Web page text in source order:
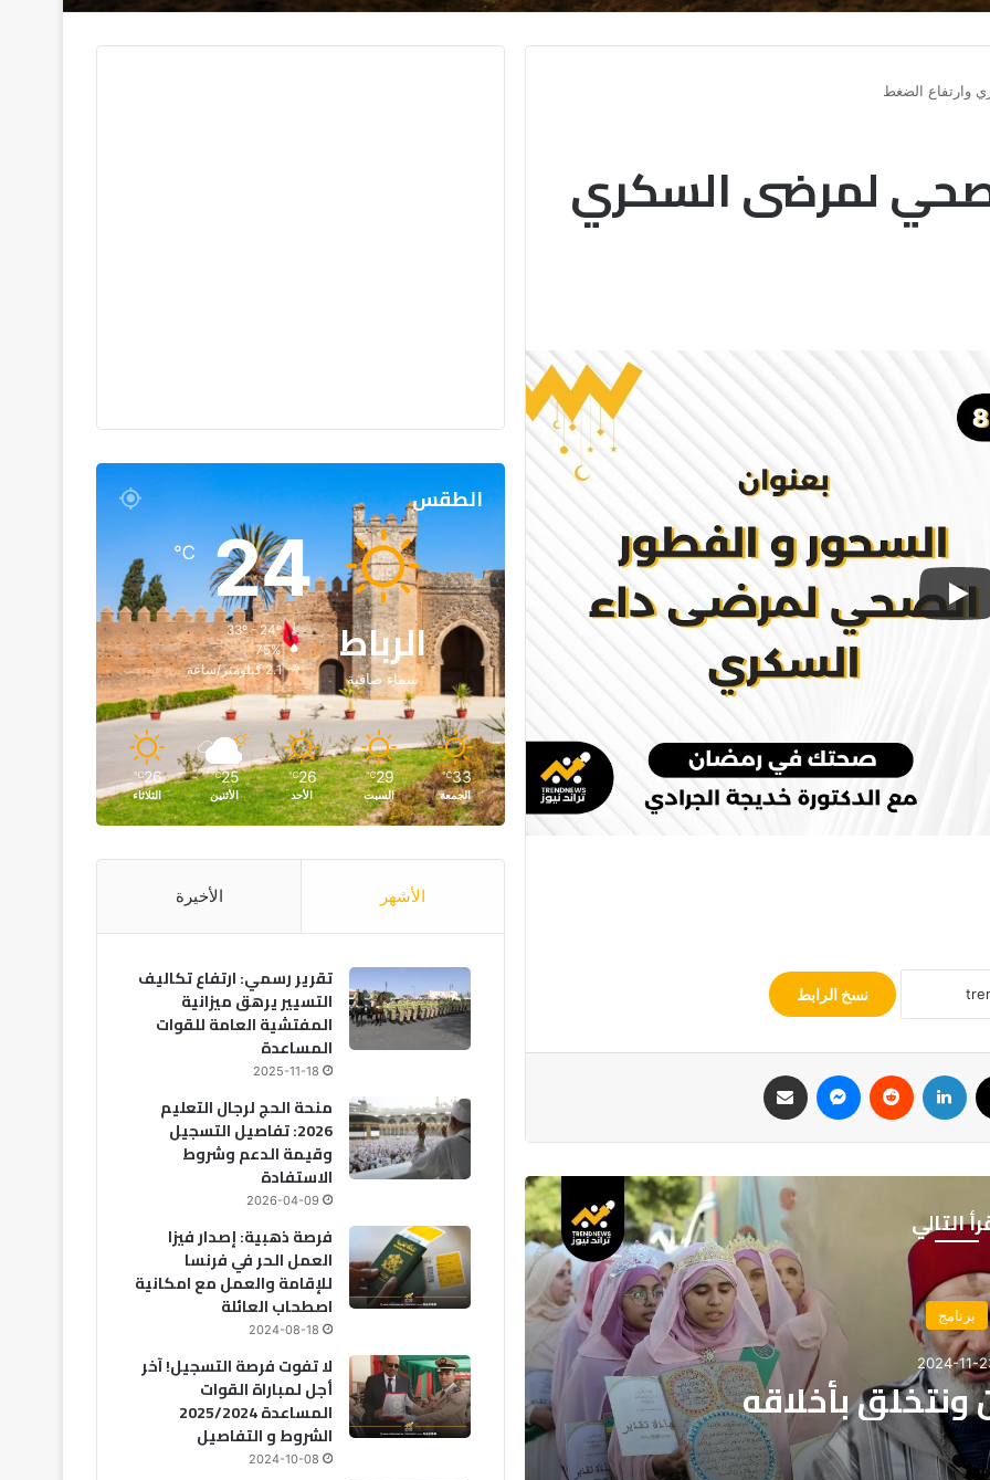
وارتفاع الضغط
لمرضى السكري
نسخ الرابط
لينكدإن ماسنجر
التالي
برنامج
2024-10-03
“الشمائل النبوية: نبراسٌ يهدي البشرية”
الطقس
الرباط
سماء صافية
24
℃
33º - 24º
75%
2.1 كيلومتر/ساعة
33
℃
الجمعة
29
℃
السبت
26
℃
الأحد
25
℃
الأثنين
26
℃
الثلاثاء
الأشهر الأخيرة
تقرير رسمي: ارتفاع تكاليف
التسيير يرهق ميزانية
المفتشية العامة للقوات
المساعدة
2025-11-18
منحة الحج لرجال التعليم
2026: تفاصيل التسجيل
وقيمة الدعم وشروط
الاستفادة
2026-04-09
فرصة ذهبية: إصدار فيزا
العمل الحر في فرنسا
للإقامة والعمل مع امكانية
اصطحاب العائلة
2024-08-18
لا تفوت فرصة التسجيل! آخر
أجل لمباراة القوات
المساعدة 2025/2024
الشروط و التفاصيل
2024-10-08